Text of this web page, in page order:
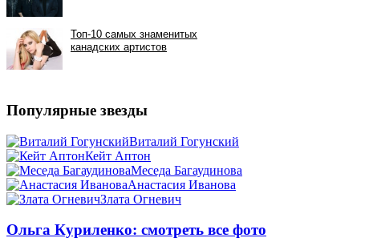
Популярные звезды
Виталий Гогунский
Кейт Аптон
Меседа Багаудинова
Анастасия Иванова
Злата Огневич
Ольга Куриленко: смотреть все фото